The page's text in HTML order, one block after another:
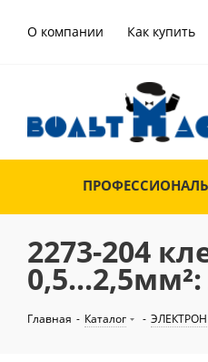
О компании Как купить
2273-204
Главная - Каталог -